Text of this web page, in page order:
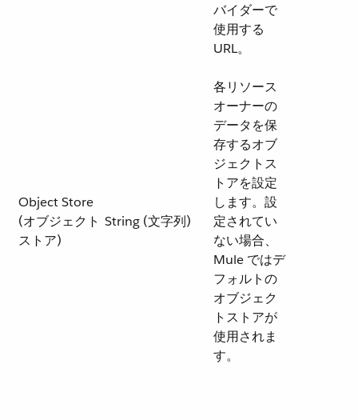
バイダーで
使用する
URL。
Object Store
(オブジェクト
ストア)
String (文字列)
各リソース
オーナーの
データを保
存するオブ
ジェクトス
トアを設定
します。設
定されてい
ない場合、
Mule ではデ
フォルトの
オブジェク
トストアが
使用されま
す。